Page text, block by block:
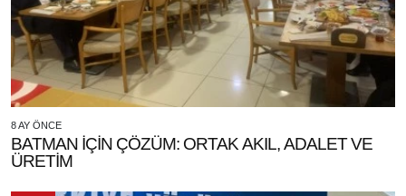
8 AY ÖNCE
BATMAN İÇİN ÇÖZÜM: ORTAK AKIL, ADALET VE
ÜRETİM